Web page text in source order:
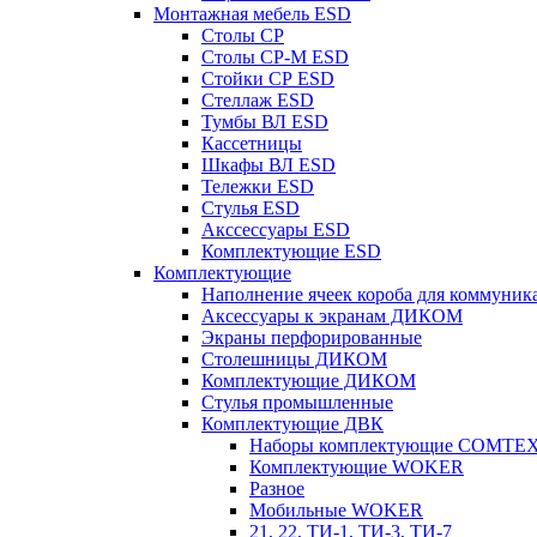
Монтажная мебель ESD
Столы СР
Столы СР-М ESD
Стойки СР ESD
Стеллаж ESD
Тумбы ВЛ ESD
Кассетницы
Шкафы ВЛ ESD
Тележки ESD
Стулья ESD
Акссессуары ESD
Комплектующие ESD
Комплектующие
Наполнение ячеек короба для
Аксессуары к экранам ДИКОМ
Экраны перфорированные
Cтолешницы ДИКОМ
Комплектующие ДИКОМ
Стулья промышленные
Комплектующие ДВК
Наборы комплектующие
Комплектующие WOKER
Разное
Мобильные WOKER
21, 22, ТИ-1, ТИ-3, ТИ-7